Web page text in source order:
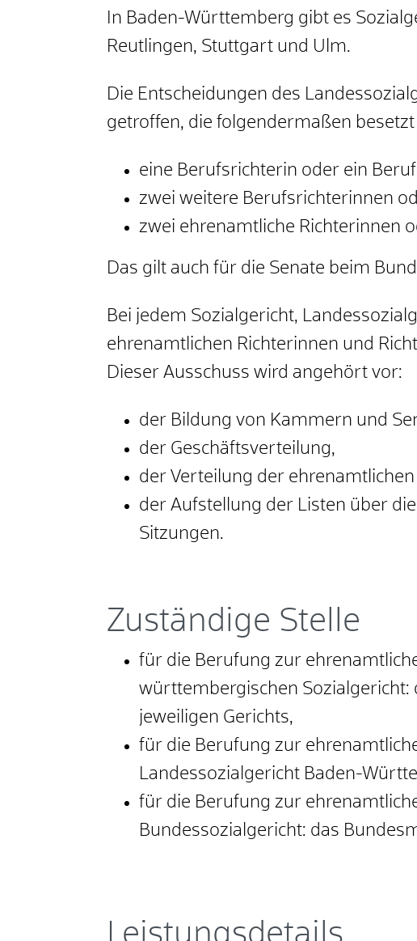
In Baden-Württemberg gibt es
Reutlingen, Stuttgart und Ulm.
Die Entscheidungen des
getroffen, die folgendermaßen besetzt
eine Berufsrichterin oder ein
zwei weitere Berufsrichterinnen
zwei ehrenamtliche Richterinnen
Das gilt auch für die Senate beim
Bei jedem Sozialgericht,
ehrenamtlichen Richterinnen und
Dieser Ausschuss wird angehört vor:
der Bildung von Kammern und
der Geschäftsverteilung,
der Verteilung der
der Aufstellung der Listen über
Sitzungen.
Zuständige Stelle
für die Berufung zur
württembergischen Sozialgericht:
jeweiligen Gerichts,
für die Berufung zur
Landessozialgericht Baden-
für die Berufung zur
Bundessozialgericht: das